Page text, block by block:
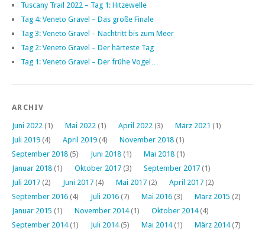
Tuscany Trail 2022 – Tag 1: Hitzewelle
Tag 4: Veneto Gravel – Das große Finale
Tag 3: Veneto Gravel – Nachtritt bis zum Meer
Tag 2: Veneto Gravel – Der härteste Tag
Tag 1: Veneto Gravel – Der frühe Vogel…
ARCHIV
Juni 2022 (1) Mai 2022 (1) April 2022 (3) März 2021 (1)
Juli 2019 (4) April 2019 (4) November 2018 (1)
September 2018 (5) Juni 2018 (1) Mai 2018 (1)
Januar 2018 (1) Oktober 2017 (3) September 2017 (1)
Juli 2017 (2) Juni 2017 (4) Mai 2017 (2) April 2017 (2)
September 2016 (4) Juli 2016 (7) Mai 2016 (3) März 2015 (2)
Januar 2015 (1) November 2014(1) Oktober 2014(4)
September 2014(1) Juli 2014(5) Mai 2014(1) März 2014(7)